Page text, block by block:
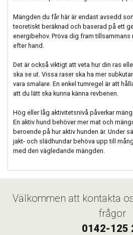
Mängden du får här är endast avsedd
teoretiskt beräknad och baserad på ett
energibehov. Pröva dig fram
efter hand.
Det är också viktigt att veta hur din ras
ska se ut. Vissa raser ska ha mer
vara smalare. En enkel tumregel är att
att du lätt ska kunna känna revbenen.
Hög eller låg aktivitetsnivå påverkar
En aktiv hund behöver mer mat och
beroende på hur aktiv hunden är. Under
jakt- och slädhundar behöva upp till
med den vägledande mängden.
Välkommen att kontakta
frågor
0142-125